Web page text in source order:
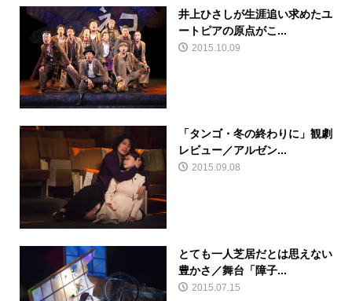
井上ひさしが生涯追い求めたユ
ートピアの原点がこ...
2015.10.09
「タンゴ・冬の終わりに」観劇
レビュー／アルゼン...
2015.09.08
とても一人芝居だとは思えない
豊かさ／舞台「障子...
2015.07.15